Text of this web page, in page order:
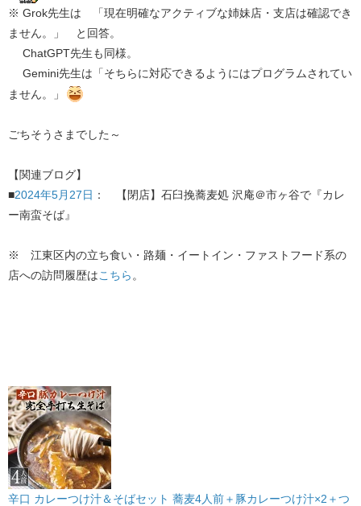
※ Grok先生は 「現在明確なアクティブな姉妹店・支店は確認でき
ません。」 と回答。
ChatGPT先生も同様。
Gemini先生は「そちらに対応できるようにはプログラムされてい
ません。」
ごちそうさまでした～
【関連ブログ】
■2024年5月27日 ： 【閉店】石臼挽蕎麦処 沢庵＠市ヶ谷で『カレ
ー南蛮そば』
※ 江東区内の立ち食い・路麺・イートイン・ファストフード系の
店への訪問履歴はこちら 。
辛口 カレーつけ汁＆そばセット 蕎麦4人前＋豚カレーつけ汁×2＋つ